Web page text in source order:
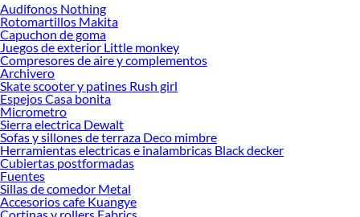
Desde remodelaciones hasta proyectos de decoración, estamos aquí para hacer
tus ideas realidad. ¡Visítanos y encuentra todo lo que tenemos para ofrecerte en
Pasto Sintético!
Explora la variedad de productos de Pasto Sintético en Sodimac
Herramientas, materiales y accesorios de calidad para tus proyectos y
renovación de espacios. ¡Visítanos y descubre todo lo que tenemos para
ofrecerte!
Encuentra una amplia variedad de productos de Pasto Sintético en Sodimac.
Encuentra todo lo necesario para tus proyectos de renovación y decoración.
¡Visítanos y haz tus ideas realidad!
Audifonos Nothing
Rotomartillos Makita
Capuchon de goma
Juegos de exterior Little monkey
Compresores de aire y complementos
Archivero
Skate scooter y patines Rush girl
Espejos Casa bonita
Micrometro
Sierra electrica Dewalt
Sofas y sillones de terraza Deco mimbre
Herramientas electricas e inalambricas Black decker
Cubiertas postformadas
Fuentes
Sillas de comedor Metal
Accesorios cafe Kuangye